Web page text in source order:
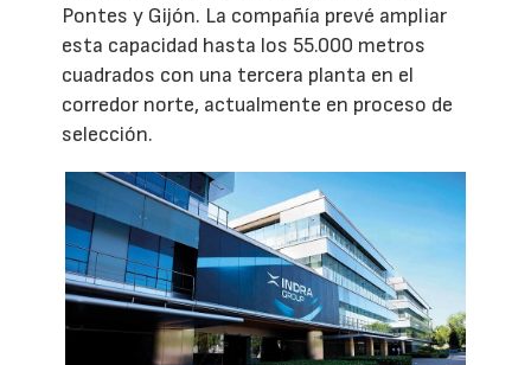
Pontes y Gijón. La compañía prevé ampliar
esta capacidad hasta los 55.000 metros
cuadrados con una tercera planta en el
corredor norte, actualmente en proceso de
selección.